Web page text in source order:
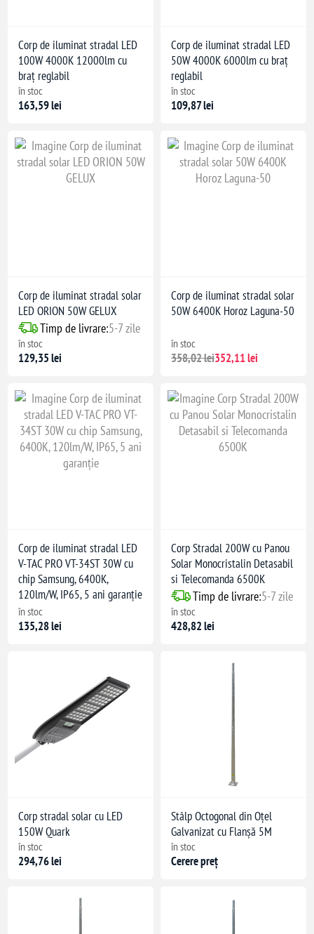
Corp de iluminat stradal LED
100W 4000K 12000lm cu
braț reglabil
în stoc
163,59 lei
Corp de iluminat stradal LED
50W 4000K 6000lm cu braț
reglabil
în stoc
109,87 lei
Corp de iluminat stradal solar
LED ORION 50W GELUX
Timp de livrare:5-7 zile
în stoc
129,35 lei
Corp de iluminat stradal solar
50W 6400K Horoz Laguna-50
în stoc
358,02 lei352,11 lei
Corp de iluminat stradal LED
V-TAC PRO VT-34ST 30W cu
chip Samsung, 6400K,
120lm/W, IP65, 5 ani garanție
în stoc
135,28 lei
Corp Stradal 200W cu Panou
Solar Monocristalin Detasabil
si Telecomanda 6500K
Timp de livrare:5-7 zile
în stoc
428,82 lei
Corp stradal solar cu LED
150W Quark
în stoc
294,76 lei
Stâlp Octogonal din Oțel
Galvanizat cu Flanșă 5M
în stoc
Cerere preț